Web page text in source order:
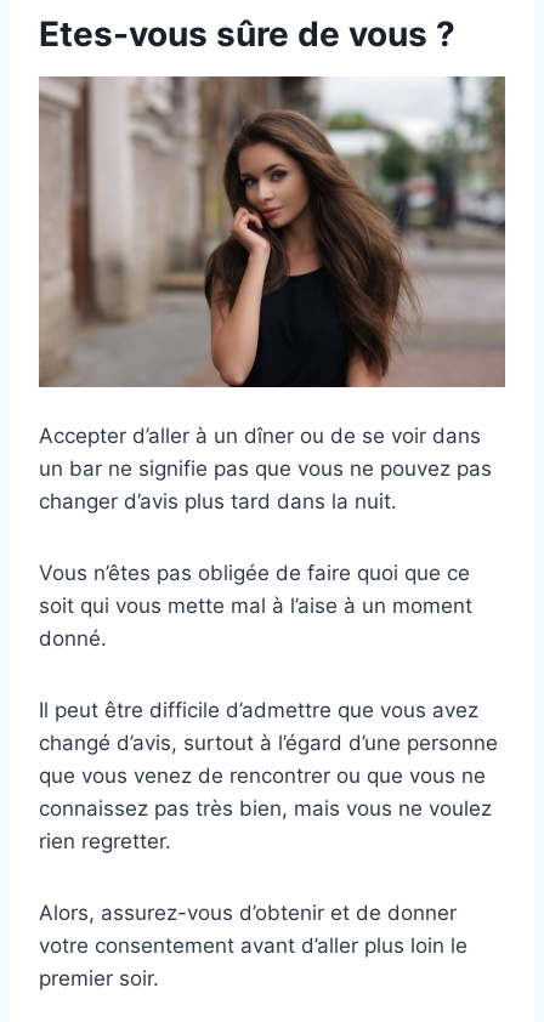
Etes-vous sûre de vous ?
Accepter d’aller à un dîner ou de se voir dans
un bar ne signifie pas que vous ne pouvez pas
changer d’avis plus tard dans la nuit.
Vous n’êtes pas obligée de faire quoi que ce
soit qui vous mette mal à l’aise à un moment
donné.
Il peut être difficile d’admettre que vous avez
changé d’avis, surtout à l’égard d’une personne
que vous venez de rencontrer ou que vous ne
connaissez pas très bien, mais vous ne voulez
rien regretter.
Alors, assurez-vous d’obtenir et de donner
votre consentement avant d’aller plus loin le
premier soir.